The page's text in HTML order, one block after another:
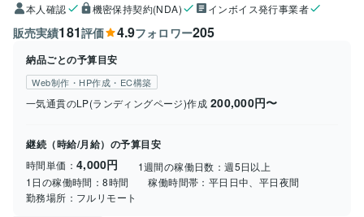
本人確認 機密保持契約(NDA) インボイス発行事業者
販売実績181評価 4.9フォロワー205
納品ごとの予算目安
Web制作・HP作成・EC構築
一気通貫のLP(ランディングページ)作成 200,000円〜
継続（時給/月給）の予算目安
時間単価： 4,000円 1週間の稼働日数：週5日以上
1日の稼働時間：8時間 稼働時間帯： 平日日中、平日夜間
勤務場所： フルリモート